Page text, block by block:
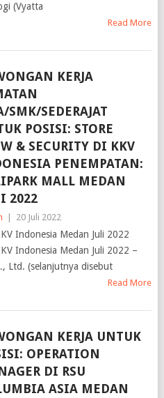
(Vyatta
Read More
KERJA
SMK/SEDERAJAT
POSISI: STORE
& SECURITY DI KKV
PENEMPATAN:
MALL MEDAN
2022
20 Juli 2022
Indonesia Medan Juli 2022
Indonesia Medan Juli 2022 –
Ltd. (selanjutnya disebut
Read More
KERJA UNTUK
OPERATION
DI RSU
ASIA MEDAN